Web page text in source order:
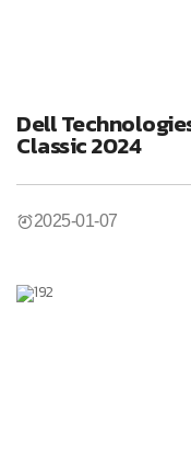
Dell
Classic 2024
2025-01-07